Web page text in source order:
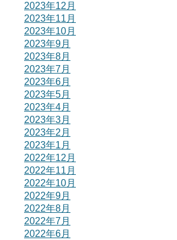
2023年12月
2023年11月
2023年10月
2023年9月
2023年8月
2023年7月
2023年6月
2023年5月
2023年4月
2023年3月
2023年2月
2023年1月
2022年12月
2022年11月
2022年10月
2022年9月
2022年8月
2022年7月
2022年6月